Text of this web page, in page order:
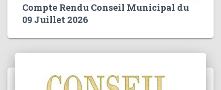
Compte Rendu Conseil Municipal du
09 Juillet 2026